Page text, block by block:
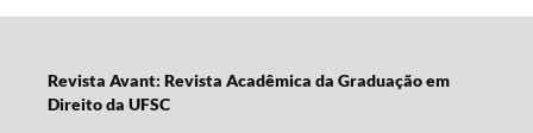
Revista Avant: Revista Acadêmica da Graduação em
Direito da UFSC